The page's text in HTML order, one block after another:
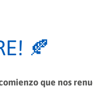
🍂
que nos